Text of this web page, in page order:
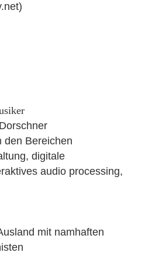
den Bereichen
digitale
audio processing,
mit namhaften